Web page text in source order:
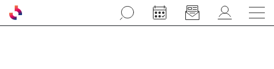
Aller au contenu principal